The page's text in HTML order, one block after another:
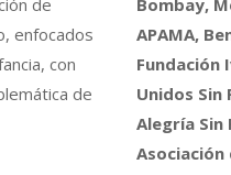
enfocados
con
de
APAMA,
Fundación
Unidos Sin
Alegría Sin
Asociación